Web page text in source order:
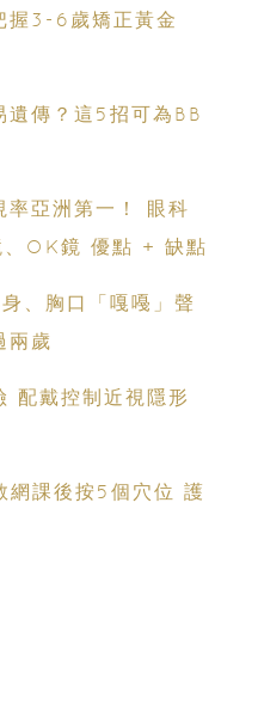
握3-6歲矯正黃金
遺傳？這5招可為BB
率亞洲第一！ 眼科
OK鏡 優點 + 缺點
、胸口「嘎嘠」聲
兩歲
網課後按5個穴位 護